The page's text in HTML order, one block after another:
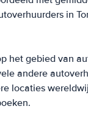
in
het gebied van
andere
locaties